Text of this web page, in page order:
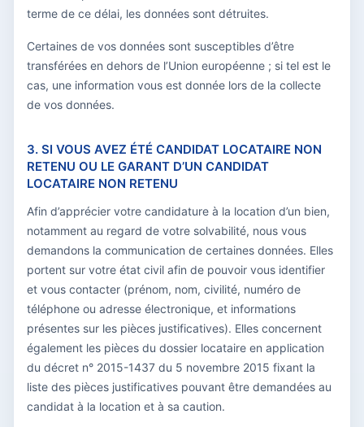
terme de ce délai, les données sont détruites.
Certaines de vos données sont susceptibles d’être
transférées en dehors de l’Union européenne ; si tel est le
cas, une information vous est donnée lors de la collecte
de vos données.
3. SI VOUS AVEZ ÉTÉ CANDIDAT LOCATAIRE NON
RETENU OU LE GARANT D’UN CANDIDAT
LOCATAIRE NON RETENU
Afin d’apprécier votre candidature à la location d’un bien,
notamment au regard de votre solvabilité, nous vous
demandons la communication de certaines données. Elles
portent sur votre état civil afin de pouvoir vous identifier
et vous contacter (prénom, nom, civilité, numéro de
téléphone ou adresse électronique, et informations
présentes sur les pièces justificatives). Elles concernent
également les pièces du dossier locataire en application
du décret n° 2015-1437 du 5 novembre 2015 fixant la
liste des pièces justificatives pouvant être demandées au
candidat à la location et à sa caution.